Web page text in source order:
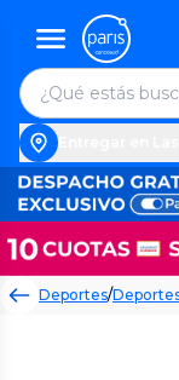
Deportes/